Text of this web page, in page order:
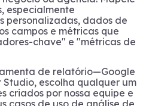
especialmente
personalizadas, dados de
campos e métricas que
chave" e "métricas de
de relatório—Google
escolha qualquer um
criados por nossa equipe e